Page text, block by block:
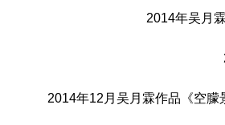
2014年吴月
2014年12月吴月霖作品《空